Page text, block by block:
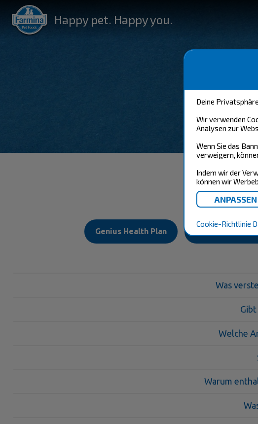
Deine
Wir verwenden
Analysen zur
Wenn Sie das
verweigern,
Indem wir der
können wir
Cookie-Richtlinie
Happy pet. Happy you.
Genius Health Plan
Was
Welche
Warum